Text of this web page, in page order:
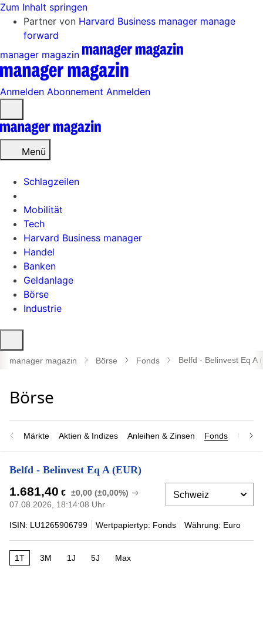
Zum Inhalt springen
Partner von Harvard Business manager manage
forward
manager magazin
Anmelden Abonnement Anmelden
öffnen
Menü
Schlagzeilen
Mobilität
Tech
Harvard Business manager
Handel
Banken
Geldanlage
Börse
Industrie
öffnen
manager magazin Börse Fonds Belfd - Belinvest Eq A
Märkte Aktien & Indizes Anleihen & Zinsen Fonds
Belfd - Belinvest Eq A (EUR)
1.681,40 € ±0,00 (±0,00%)
07.08.2026, 18:14:08 Uhr
ISIN: LU1265906799 Wertpapiertyp: Fonds Währung: Euro
1T 3M 1J 5J Max